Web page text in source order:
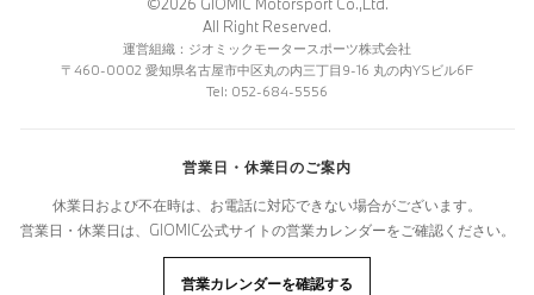
All Right Reserved.
運営組織：ジオミックモータースポーツ株式会社
〒460-0002 愛知県名古屋市中区丸の内三丁目9-16 丸の内YSビル6F
Tel: 052-684-5556
営業日・休業日のご案内
休業日および不在時は、お電話に対応できない場合がございます。
営業日・休業日は、GIOMIC公式サイトの営業カレンダーをご確認ください。
営業カレンダーを確認する